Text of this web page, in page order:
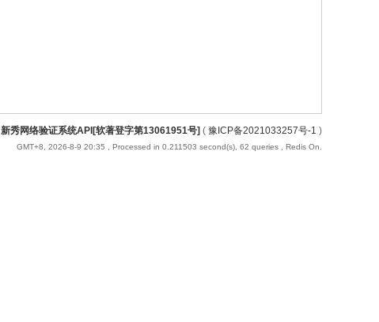
新秀网络验证系统API[软著登字第13061951号] ( 豫ICP备2021033257号-1 )
GMT+8, 2026-8-9 20:35 , Processed in 0.211503 second(s), 62 queries , Redis On.